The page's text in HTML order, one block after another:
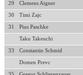
29 Clemens Aigner
30 Timi Zajc
31 Pius Paschke
Taku Takeuchi
33 Constantin Schmid
Domen Prevc